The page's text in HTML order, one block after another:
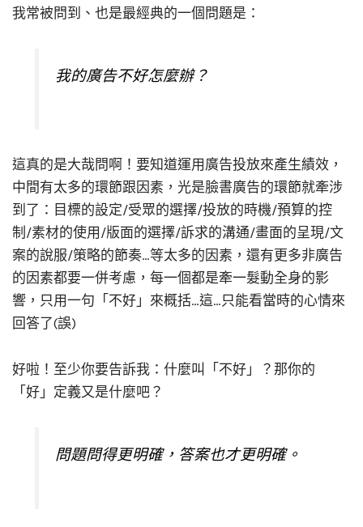
我常被問到、也是最經典的一個問題是：
我的廣告不好怎麼辦？
這真的是大哉問啊！要知道運用廣告投放來產生績效，
中間有太多的環節跟因素，光是臉書廣告的環節就牽涉
到了：目標的設定/受眾的選擇/投放的時機/預算的控
制/素材的使用/版面的選擇/訴求的溝通/畫面的呈現/文
案的說服/策略的節奏…等太多的因素，還有更多非廣告
的因素都要一併考慮，每一個都是牽一髮動全身的影
響，只用一句「不好」來概括…這…只能看當時的心情來
回答了(誤)
好啦！至少你要告訴我：什麼叫「不好」？那你的
「好」定義又是什麼吧？
問題問得更明確，答案也才更明確。